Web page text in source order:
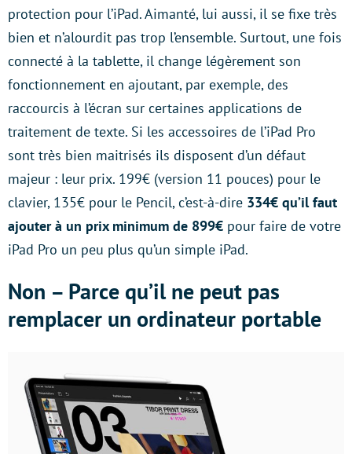
protection pour l’iPad. Aimanté, lui aussi, il se fixe très
bien et n’alourdit pas trop l’ensemble. Surtout, une fois
connecté à la tablette, il change légèrement son
fonctionnement en ajoutant, par exemple, des
raccourcis à l’écran sur certaines applications de
traitement de texte. Si les accessoires de l’iPad Pro
sont très bien maitrisés ils disposent d’un défaut
majeur : leur prix. 199€ (version 11 pouces) pour le
clavier, 135€ pour le Pencil, c’est-à-dire 334€ qu’il faut
ajouter à un prix minimum de 899€ pour faire de votre
iPad Pro un peu plus qu’un simple iPad.
Non – Parce qu’il ne peut pas
remplacer un ordinateur portable